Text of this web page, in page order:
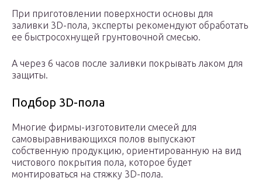
При приготовлении поверхности основы для
заливки 3D-пола, эксперты рекомендуют обработать
ее быстросохнущей грунтовочной смесью.
А через 6 часов после заливки покрывать лаком для
защиты.
Подбор 3D-пола
Многие фирмы-изготовители смесей для
самовыравнивающихся полов выпускают
собственную продукцию, ориентированную на вид
чистового покрытия пола, которое будет
монтироваться на стяжку 3D-пола.